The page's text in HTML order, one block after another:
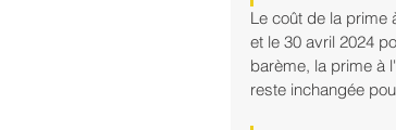
Le coût de la prime
et le 30 avril 2024
barème, la prime à
reste inchangée